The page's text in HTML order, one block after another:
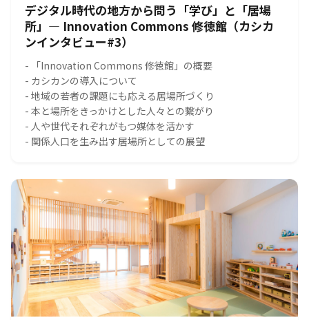
デジタル時代の地方から問う「学び」と「居場
所」― Innovation Commons 修徳館（カシカ
ンインタビュー#3）
- 「Innovation Commons 修徳館」の概要
- カシカンの導入について
- 地域の若者の課題にも応える居場所づくり
- 本と場所をきっかけとした人々との繋がり
- 人や世代それぞれがもつ媒体を活かす
- 関係人口を生み出す居場所としての展望